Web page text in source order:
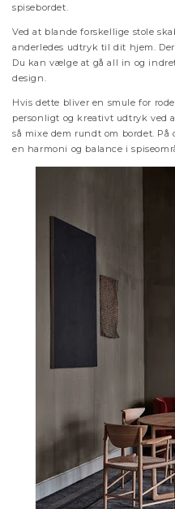
spisebordet.
Ved at blande forskellige stole
anderledes udtryk til dit hjem.
Du kan vælge at gå all in og
design.
Hvis dette bliver en smule for
personligt og kreativt udtryk ved
så mixe dem rundt om bordet.
en harmoni og balance i